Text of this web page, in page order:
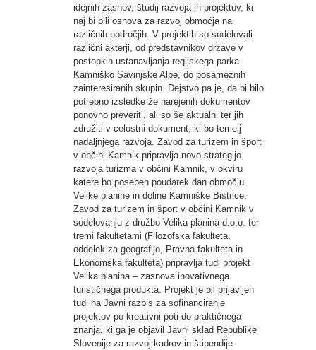
idejnih zasnov, študij razvoja in projektov, ki
naj bi bili osnova za razvoj območja na
različnih področjih. V projektih so sodelovali
različni akterji, od predstavnikov države v
postopkih ustanavljanja regijskega parka
Kamniško Savinjske Alpe, do posameznih
zainteresiranih skupin. Dejstvo pa je, da bi bilo
potrebno izsledke že narejenih dokumentov
ponovno preveriti, ali so še aktualni ter jih
združiti v celostni dokument, ki bo temelj
nadaljnjega razvoja. Zavod za turizem in šport
v občini Kamnik pripravlja novo strategijo
razvoja turizma v občini Kamnik, v okviru
katere bo poseben poudarek dan območju
Velike planine in doline Kamniške Bistrice.
Zavod za turizem in šport v občini Kamnik v
sodelovanju z družbo Velika planina d.o.o. ter
tremi fakultetami (Filozofska fakulteta,
oddelek za geografijo, Pravna fakulteta in
Ekonomska fakulteta) pripravlja tudi projekt
Velika planina – zasnova inovativnega
turističnega produkta. Projekt je bil prijavljen
tudi na Javni razpis za sofinanciranje
projektov po kreativni poti do praktičnega
znanja, ki ga je objavil Javni sklad Republike
Slovenije za razvoj kadrov in štipendije.